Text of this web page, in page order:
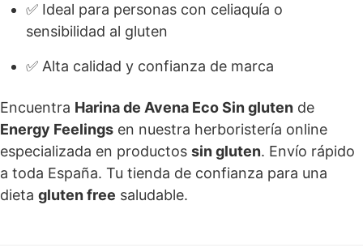
✅ Ideal para personas con celiaquía o
sensibilidad al gluten
✅ Alta calidad y confianza de marca
Encuentra Harina de Avena Eco Sin gluten de
Energy Feelings en nuestra herboristería online
especializada en productos sin gluten. Envío rápido
a toda España. Tu tienda de confianza para una
dieta gluten free saludable.